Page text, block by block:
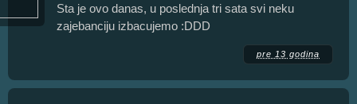
Sta je ovo danas, u poslednja tri sata svi neku
zajebanciju izbacujemo :DDD
pre 13 godina